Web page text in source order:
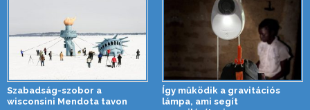
Szabadság-szobor a
wisconsini Mendota tavon
Így működik a gravitációs
lámpa, ami segít